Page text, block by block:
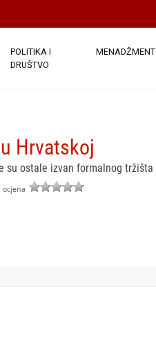
POLITIKA I
DRUŠTVO
MENADŽMENT
Hrvatskoj
su ostale izvan formalnog tržišta
ocjena